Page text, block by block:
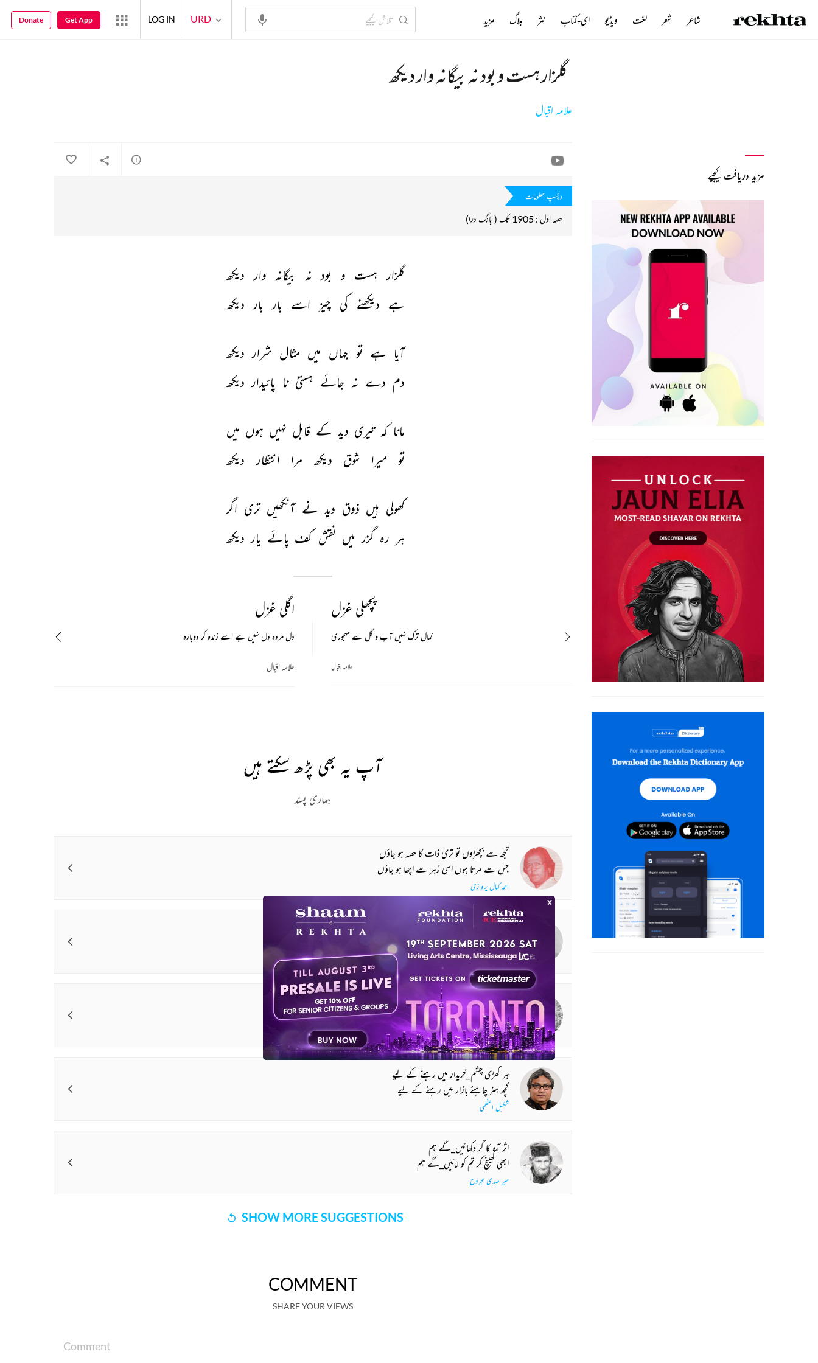
گلزار ہست و بود نہ بیگانہ وار دیکھ
علامہ اقبال
دلچسپ معلومات
حصہ اول : 1905 تک ( بانگ درا)
گلزار ہست و بود نہ بیگانہ وار دیکھ
ہے دیکھنے کی چیز اسے بار بار دیکھ
آیا ہے تو جہاں میں مثال شرار دیکھ
دم دے نہ جائے ہستیٔ نا پائیدار دیکھ
مانا کہ تیری دید کے قابل نہیں ہوں میں
تو
میرا شوق دیکھ مرا انتظار دیکھ
کھولی ہیں ذوق دید نے آنکھیں تری اگر
ہر رہ گزر میں نقش کف پائے یار دیکھ
اگلی غزل
دل مردہ دل نہیں ہے اسے زندہ کر دوبارہ
علامہ اقبال
پچھلی غزل
کمال ترک نہیں آب و گل سے مہجوری
علامہ اقبال
آپ یہ بھی پڑھ سکتے ہیں
ہماری پسند
تجھ سے بچھڑوں تو تری ذات کا حصہ ہو جاؤں
جس سے مرتا ہوں اسی زہر سے اچھا ہو جاؤں
احمد کمال پروازی
قوی دل شادماں دل پارسا دل
ترے عاشق نے بھی پایا ہے کیا دل
حسرتؔ موہانی
راہ پر ان کو لگا لائے تو ہیں باتوں میں
اور کھل جائیں_گے دو چار ملاقاتوں میں
داغؔ دہلوی
ہر گھڑی چشم_خریدار میں رہنے کے لیے
کچھ ہنر چاہئے بازار میں رہنے کے لیے
شکیل اعظمی
اثر آہ کا گر دکھائیں_گے ہم
ابھی کھینچ کر تم کو لائیں_گے ہم
میر مہدی مجروح
SHOW MORE SUGGESTIONS
COMMENT
SHARE YOUR VIEWS
Comment
مزید دریافت کیجیے
شاعر شعر لغت ویڈیو ای-کتاب نثر بلاگ مزید URD
LOG IN
Get App
Donate